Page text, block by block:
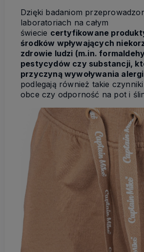
Dzięki badaniom
laboratoriach na całym
świecie certyfikowane
środków wpływających
zdrowie ludzi (m.in.
pestycydów czy substancji,
przyczyną wywoływania
podlegają również takie
obce czy odporność na pot i